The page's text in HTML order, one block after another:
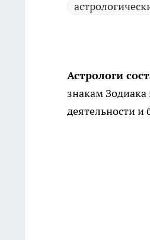
Астрологи
знакам Зодиака
деятельности и